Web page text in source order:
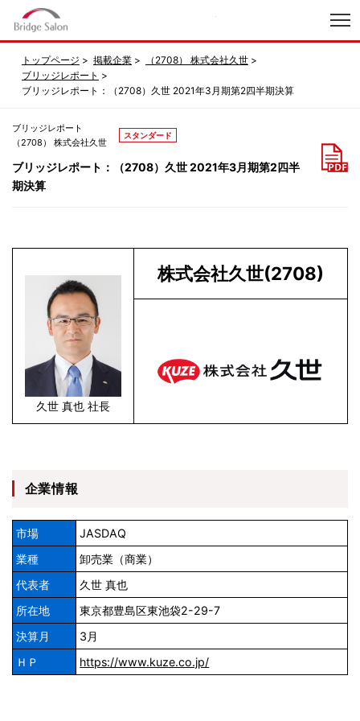
トップページ 掲載企業
（2708） 株式会社久世
ブリッジレポート
ブリッジレポート：（2708）久世 2021年3月期第2四半期決算
ブリッジレポート
（2708） 株式会社久世
スタンダード
ブリッジレポート：（2708）久世 2021年3月期第2四半
期決算
久世 真也 社長
株式会社久世(2708)
企業情報
市場
JASDAQ
業種
卸売業（商業）
代表者
久世 真也
所在地
東京都豊島区東池袋2-29-7
決算月
3月
ＨＰ
https://www.kuze.co.jp/